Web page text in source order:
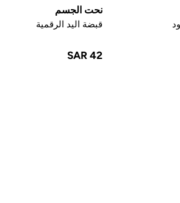
نحت الجسم
قبضة اليد الرقمية
SAR 42